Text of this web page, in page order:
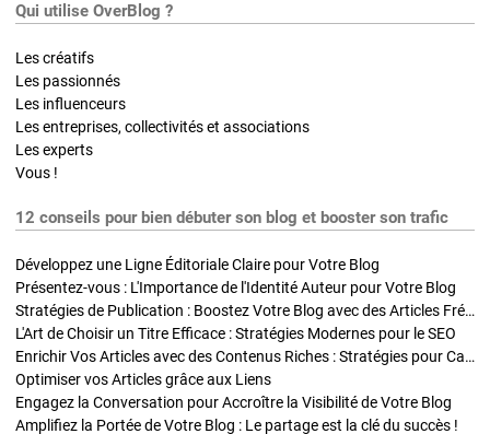
Qui utilise OverBlog ?
Les créatifs
Les passionnés
Les influenceurs
Les entreprises, collectivités et associations
Les experts
Vous !
12 conseils pour bien débuter son blog et booster son trafic
Développez une Ligne Éditoriale Claire pour Votre Blog
Présentez-vous : L'Importance de l'Identité Auteur pour Votre Blog
Stratégies de Publication : Boostez Votre Blog avec des Articles Fréquents et Exclusifs
L'Art de Choisir un Titre Efficace : Stratégies Modernes pour le SEO
Enrichir Vos Articles avec des Contenus Riches : Stratégies pour Captiver et Optimiser
Optimiser vos Articles grâce aux Liens
Engagez la Conversation pour Accroître la Visibilité de Votre Blog
Amplifiez la Portée de Votre Blog : Le partage est la clé du succès !